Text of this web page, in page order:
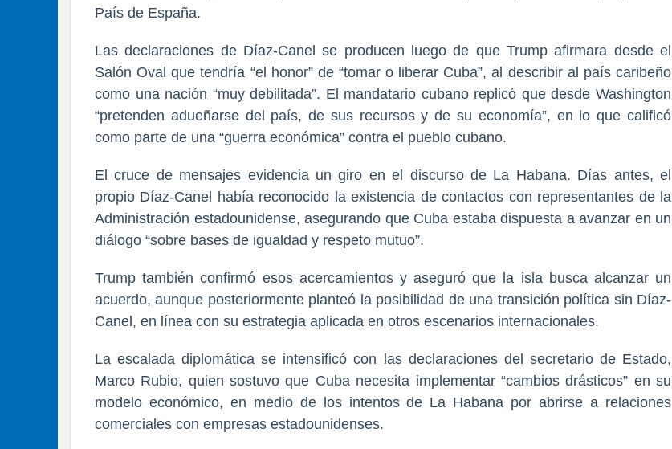
País de España.
Las declaraciones de Díaz-Canel se producen luego de que Trump afirmara desde el
Salón Oval que tendría “el honor” de “tomar o liberar Cuba”, al describir al país caribeño
como una nación “muy debilitada”. El mandatario cubano replicó que desde Washington
“pretenden adueñarse del país, de sus recursos y de su economía”, en lo que calificó
como parte de una “guerra económica” contra el pueblo cubano.
El cruce de mensajes evidencia un giro en el discurso de La Habana. Días antes, el
propio Díaz-Canel había reconocido la existencia de contactos con representantes de la
Administración estadounidense, asegurando que Cuba estaba dispuesta a avanzar en un
diálogo “sobre bases de igualdad y respeto mutuo”.
Trump también confirmó esos acercamientos y aseguró que la isla busca alcanzar un
acuerdo, aunque posteriormente planteó la posibilidad de una transición política sin Díaz-
Canel, en línea con su estrategia aplicada en otros escenarios internacionales.
La escalada diplomática se intensificó con las declaraciones del secretario de Estado,
Marco Rubio, quien sostuvo que Cuba necesita implementar “cambios drásticos” en su
modelo económico, en medio de los intentos de La Habana por abrirse a relaciones
comerciales con empresas estadounidenses.